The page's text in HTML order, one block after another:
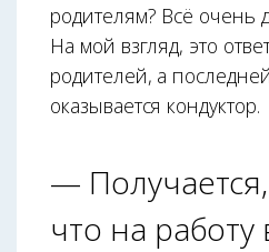
родителям? Всё очень
На мой взгляд, это
родителей, а
оказывается кондуктор.
— Получается,
что на